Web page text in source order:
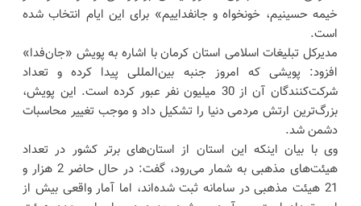
خیمه حسینیم، خونخواه و جانفداییم» برای این ایام انتخاب شده
است.
مدیرکل تبلیغات اسلامی استان کرمان با اشاره به پویش «جان‌فدا»
افزود: پویشی که امروز جنبه بین‌المللی پیدا کرده و تعداد
شرکت‌کنندگان آن از 30 میلیون نفر عبور کرده است. این پویش،
بزرگ‌ترین ارتش مردمی دنیا را تشکیل داد و موجب تغییر محاسبات
دشمن شد.
وی با بیان اینکه این استان از استان‌های برتر کشور در تعداد
هیئت‌های مذهبی به شمار می‌رود، گفت: در حال حاضر 2 هزار و
21 هیئت مذهبی در سامانه ثبت شده‌اند، اما آمار واقعی بیش از